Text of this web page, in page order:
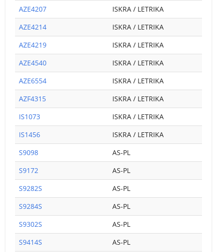
AZE4207
ISKRA / LETRIKA
AZE4214
ISKRA / LETRIKA
AZE4219
ISKRA / LETRIKA
AZE4540
ISKRA / LETRIKA
AZE6554
ISKRA / LETRIKA
AZF4315
ISKRA / LETRIKA
IS1073
ISKRA / LETRIKA
IS1456
ISKRA / LETRIKA
S9098
AS-PL
S9172
AS-PL
S9282S
AS-PL
S9284S
AS-PL
S9302S
AS-PL
S9414S
AS-PL